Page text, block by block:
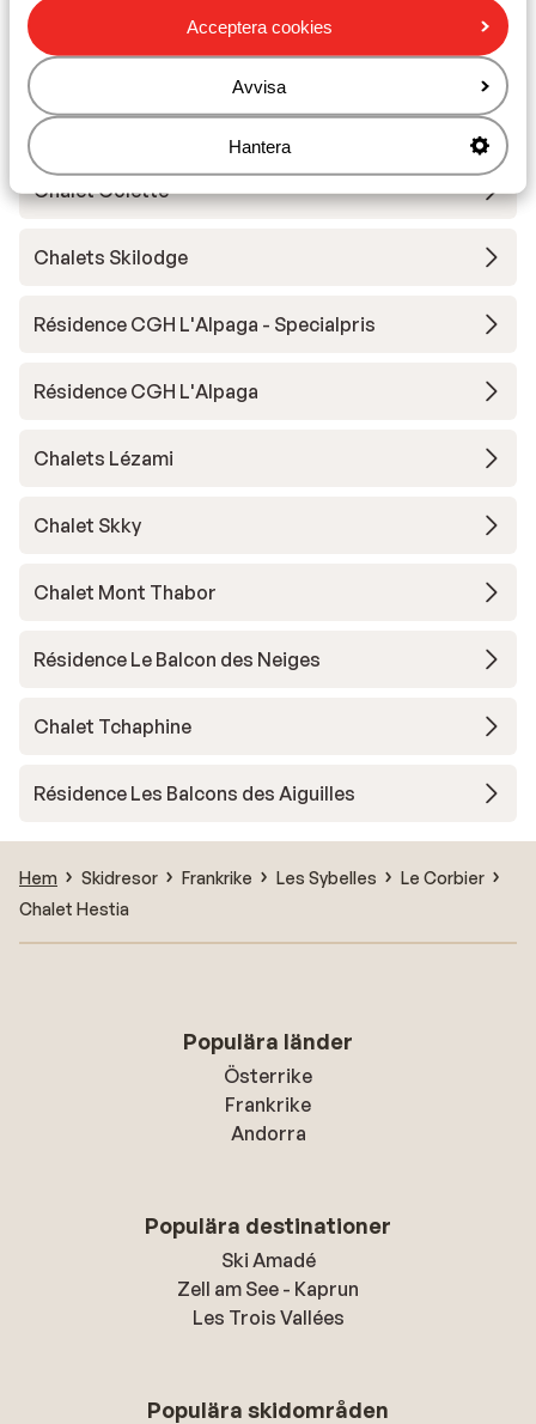
Acceptera cookies
Avvisa
Hantera
Résidence Club MMV l'Etoile des Sybelles -
förmån
Résidence Le Hameau du Moulin
Chalet Colette
Chalets Skilodge
Résidence CGH L'Alpaga - Specialpris
Résidence CGH L'Alpaga
Chalets Lézami
Chalet Skky
Chalet Mont Thabor
Résidence Le Balcon des Neiges
Chalet Tchaphine
Résidence Les Balcons des Aiguilles
Hem Skidresor Frankrike Les Sybelles
Le Corbier
Chalet Hestia
Populära länder
Österrike
Frankrike
Andorra
Populära destinationer
Ski Amadé
Zell am See - Kaprun
Les Trois Vallées
Populära skidområden